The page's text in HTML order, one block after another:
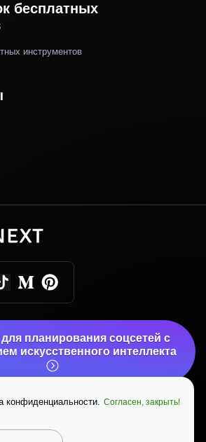
бесплатных
инструментов
планирования соцсетей с
искусственного интеллекта
| Политика конфиденциальности
конфиденциальности. Согласен, закрыть!